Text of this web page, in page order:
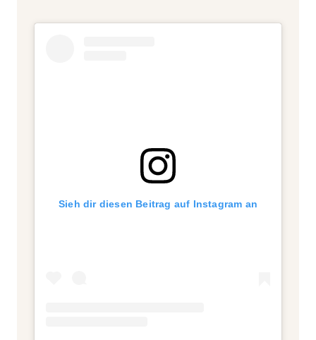
Sieh dir diesen Beitrag auf Instagram an